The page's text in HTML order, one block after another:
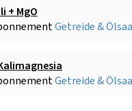
+ MgO
Getreide &
Getreide &